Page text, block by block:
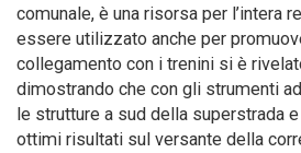
comunale, è una risorsa per l’intera
essere utilizzato anche per
collegamento con i trenini si è
dimostrando che con gli strumenti
le strutture a sud della superstrada
ottimi risultati sul versante della